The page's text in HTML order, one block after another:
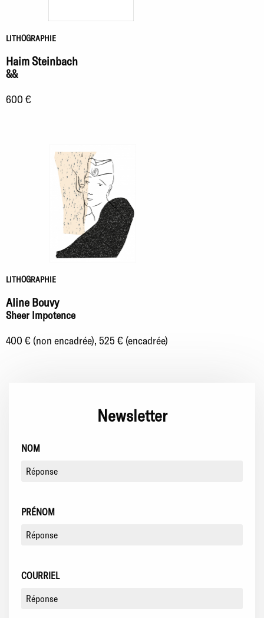
LITHOGRAPHIE
Haim Steinbach
&&
600 €
LITHOGRAPHIE
Aline Bouvy
Sheer Impotence
400 € (non encadrée), 525 € (encadrée)
Newsletter
NOM
PRÉNOM
COURRIEL